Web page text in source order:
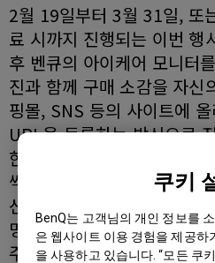
쿠키
BenQ는 고객님의 개인 정보를
은 웹사이트 이용 경험을 제공하
을 사용하고 있습니다. “모든 쿠
2월 19일부터 3월 31일, 또
료 시까지 진행되는 이번
후 벤큐의 아이케어 모니터
진과 함께 구매 소감을 자신
핑몰, SNS 등의 사이트에
URL을 등록하는 방식으로
한 고객 중 선착순 150명에
씩을 증정하며, 구매 소감을
선정해 신세계 상품권 10만
명)을 제공하는 등, 총 153명
주어진다.